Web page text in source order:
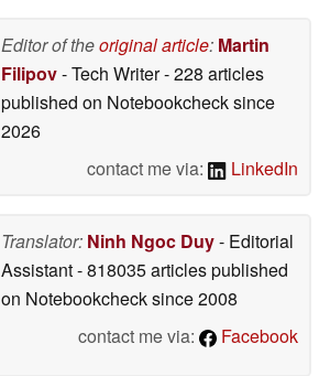
Editor of theoriginal article: Martin
Filipov- Tech Writer- 228 articles
published on Notebookchecksince
2026
contact me via:
LinkedIn
Translator: Ninh Ngoc Duy- Editorial
Assistant- 818035 articles published
on Notebookchecksince 2008
contact me via:
Facebook